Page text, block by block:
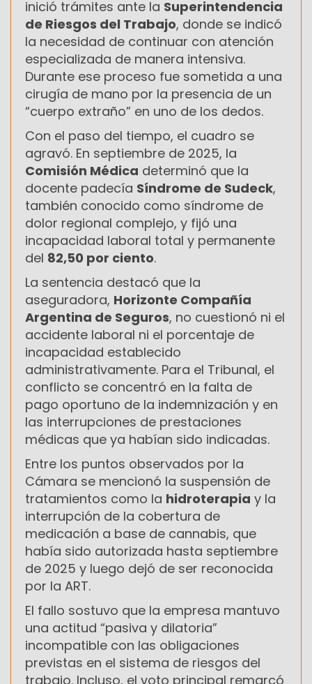
inició trámites ante la Superintendencia
de Riesgos del Trabajo, donde se indicó
la necesidad de continuar con atención
especializada de manera intensiva.
Durante ese proceso fue sometida a una
cirugía de mano por la presencia de un
“cuerpo extraño” en uno de los dedos.
Con el paso del tiempo, el cuadro se
agravó. En septiembre de 2025, la
Comisión Médica determinó que la
docente padecía Síndrome de Sudeck,
también conocido como síndrome de
dolor regional complejo, y fijó una
incapacidad laboral total y permanente
del 82,50 por ciento.
La sentencia destacó que la
aseguradora, Horizonte Compañía
Argentina de Seguros, no cuestionó ni el
accidente laboral ni el porcentaje de
incapacidad establecido
administrativamente. Para el Tribunal, el
conflicto se concentró en la falta de
pago oportuno de la indemnización y en
las interrupciones de prestaciones
médicas que ya habían sido indicadas.
Entre los puntos observados por la
Cámara se mencionó la suspensión de
tratamientos como la hidroterapia y la
interrupción de la cobertura de
medicación a base de cannabis, que
había sido autorizada hasta septiembre
de 2025 y luego dejó de ser reconocida
por la ART.
El fallo sostuvo que la empresa mantuvo
una actitud “pasiva y dilatoria”
incompatible con las obligaciones
previstas en el sistema de riesgos del
trabajo. Incluso, el voto principal remarcó